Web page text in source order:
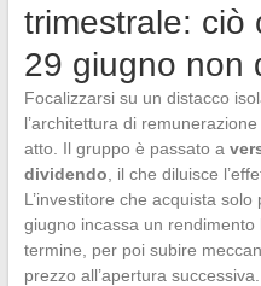
trimestrale: ciò
29 giugno non
Focalizzarsi su un distacco
l’architettura di
atto. Il gruppo è passato a
dividendo , il che diluisce
L’investitore che acquista
giugno incassa un
termine, per poi subire
prezzo all’apertura successiva.